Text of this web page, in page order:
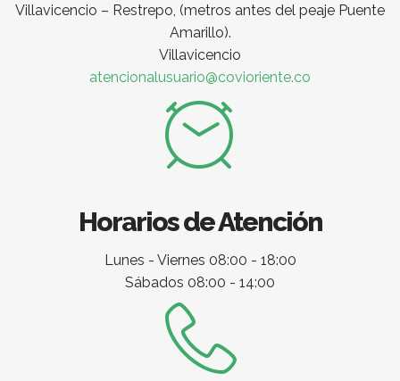
Villavicencio – Restrepo, (metros antes del peaje Puente
Amarillo).
Villavicencio
atencionalusuario@covioriente.co
Horarios de Atención
Lunes - Viernes 08:00 - 18:00
Sábados 08:00 - 14:00